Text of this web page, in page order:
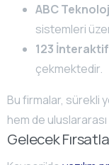
ABC
sistemleri
123 İnteraktif
çekmektedir.
Bu firmalar, sürekli
hem de
Gelecek